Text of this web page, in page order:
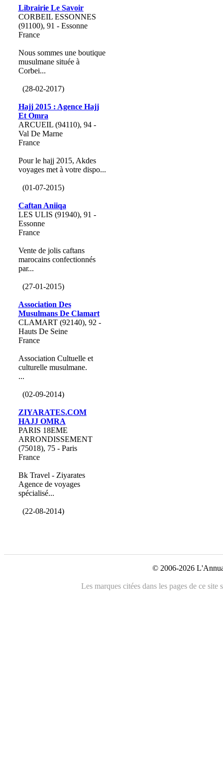
Librairie Le Savoir
CORBEIL ESSONNES
(91100), 91 - Essonne
France
Nous sommes une boutique
musulmane située à
Corbei...
(28-02-2017)
Hajj 2015 : Agence Hajj
Et Omra
ARCUEIL (94110), 94 -
Val De Marne
France
Pour le hajj 2015, Akdes
voyages met à votre dispo...
(01-07-2015)
Caftan Aniiqa
LES ULIS (91940), 91 -
Essonne
France
Vente de jolis caftans
marocains confectionnés
par...
(27-01-2015)
Association Des
Musulmans De Clamart
CLAMART (92140), 92 -
Hauts De Seine
France
Association Cultuelle et
culturelle musulmane.
...
(02-09-2014)
ZIYARATES.COM
HAJJ OMRA
PARIS 18EME
ARRONDISSEMENT
(75018), 75 - Paris
France
Bk Travel - Ziyarates
Agence de voyages
spécialisé...
(22-08-2014)
© 2006-2026
Les marques citées dans les pages de ce